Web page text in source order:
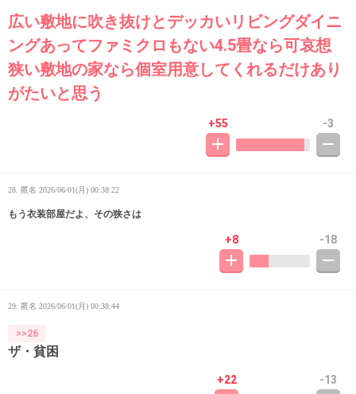
広い敷地に吹き抜けとデッカいリビングダイニ
ングあってファミクロもない4.5畳なら可哀想
狭い敷地の家なら個室用意してくれるだけあり
がたいと思う
+55 -3
28. 匿名 2026/06/01(月) 00:38:22
もう衣装部屋だよ、その狭さは
+8 -18
29. 匿名 2026/06/01(月) 00:38:44
>>26
ザ・貧困
+22 -13